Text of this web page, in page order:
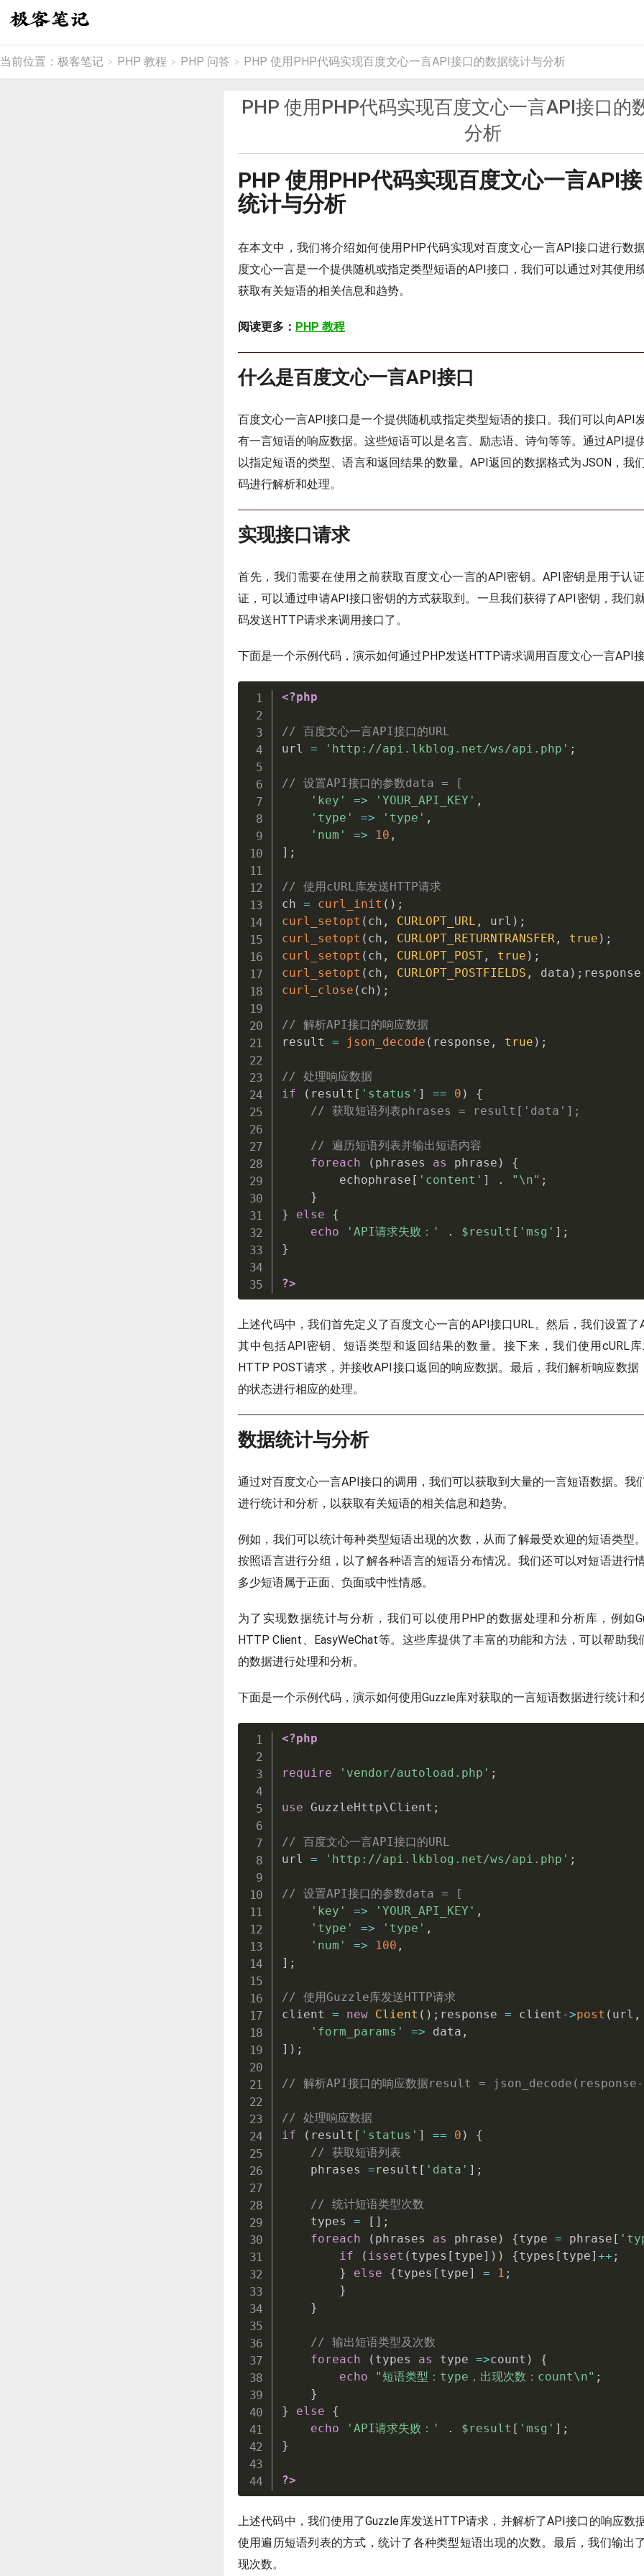
当前位置： 极客笔记 > PHP 教程 > PHP 问答 > PHP 使用PHP代码实现百度文心一言API接口的数据统计与分析
PHP 使用PHP代码实现百度文心一言API接口的
分析
PHP 使用PHP代码实现百度文心一言API
统计与分析
在本文中，我们将介绍如何使用PHP代码实现对百度文心一言API接口进行数
度文心一言是一个提供随机或指定类型短语的API接口，我们可以通过对其使用
获取有关短语的相关信息和趋势。
阅读更多： PHP 教程
什么是百度文心一言API接口
百度文心一言API接口是一个提供随机或指定类型短语的接口。我们可以向API
有一言短语的响应数据。这些短语可以是名言、励志语、诗句等等。通过API提
以指定短语的类型、语言和返回结果的数量。API返回的数据格式为JSON，我
码进行解析和处理。
实现接口请求
首先，我们需要在使用之前获取百度文心一言的API密钥。API密钥是用于认
证，可以通过申请API接口密钥的方式获取到。一旦我们获得了API密钥，我们
码发送HTTP请求来调用接口了。
下面是一个示例代码，演示如何通过PHP发送HTTP请求调用百度文心一言API
<?php
// 百度文心一言API接口的URL
url = 'http://api.lkblog.net/ws/api.php' ;
// 设置API接口的参数data = [
'key'
=> 'YOUR_API_KEY' ,
'type'
=> 'type' ,
'num'
=> 10 ,
] ;
// 使用cURL库发送HTTP请求
ch = curl_init ( ) ;
curl_setopt ( ch , CURLOPT_URL , url ) ;
curl_setopt ( ch , CURLOPT_RETURNTRANSFER, true ) ;
curl_setopt ( ch , CURLOPT_POST, true ) ;
curl_setopt ( ch , CURLOPT_POSTFIELDS , data ) ;
curl_close ( ch ) ;
// 解析API接口的响应数据
result = json_decode ( response , true ) ;
// 处理响应数据
if
( result [ 'status' ] == 0 )
{
// 获取短语列表phrases = result['data'];
// 遍历短语列表并输出短语内容
foreach
( phrases as phrase )
{
        echophrase
[ 'content' ] . "\n" ;
}
}
else
{
echo
'API请求失败：' . $result [ 'msg' ] ;
}
?>
上述代码中，我们首先定义了百度文心一言的API接口URL。然后，我们设置了
其中包括API密钥、短语类型和返回结果的数量。接下来，我们使用cURL
HTTP POST请求，并接收API接口返回的响应数据。最后，我们解析响应数据
的状态进行相应的处理。
数据统计与分析
通过对百度文心一言API接口的调用，我们可以获取到大量的一言短语数据。我
进行统计和分析，以获取有关短语的相关信息和趋势。
例如，我们可以统计每种类型短语出现的次数，从而了解最受欢迎的短语类型
按照语言进行分组，以了解各种语言的短语分布情况。我们还可以对短语进行
多少短语属于正面、负面或中性情感。
为了实现数据统计与分析，我们可以使用PHP的数据处理和分析库，例如
HTTP Client、EasyWeChat等。这些库提供了丰富的功能和方法，可以帮助我
的数据进行处理和分析。
下面是一个示例代码，演示如何使用Guzzle库对获取的一言短语数据进行统计和
<?php
require 'vendor/autoload.php' ;
use GuzzleHttp\Client ;
// 百度文心一言API接口的URL
url = 'http://api.lkblog.net/ws/api.php' ;
// 设置API接口的参数data = [
'key'
=> 'YOUR_API_KEY' ,
'type'
=> 'type' ,
'num'
=> 100 ,
] ;
// 使用Guzzle库发送HTTP请求
client = new Client ( ) ; response = client ->post ( url ,
'form_params'
=> data ,
] ) ;
// 解析API接口的响应数据result =
// 处理响应数据
if
( result [ 'status' ] == 0 )
{
// 获取短语列表
    phrases
=result [ 'data' ] ;
// 统计短语类型次数
    types
= [ ] ;
foreach
( phrases as phrase ) {type = phrase [
if
( isset ( types [ type] ) ) {types [ type] ++ ;
}
else {types [ type] = 1 ;
}
}
// 输出短语类型及次数
foreach
( types as type =>count )
{
echo
"短语类型：type，出现次数：count\n" ;
}
}
else
{
echo
'API请求失败：' . $result [ 'msg' ] ;
}
?>
上述代码中，我们使用了Guzzle库发送HTTP请求，并解析了API接口的响应数
使用遍历短语列表的方式，统计了各种类型短语出现的次数。最后，我们输出
现次数。